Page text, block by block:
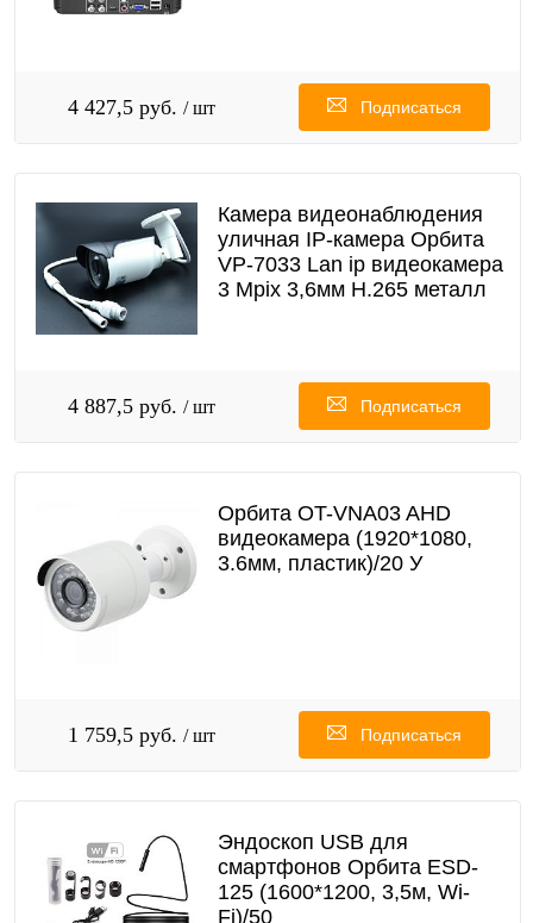
4 427,5 руб. / шт Подписаться
Камера видеонаблюдения
уличная IP-камера Орбита
VP-7033 Lan ip видеокамера
3 Mpix 3,6мм H.265 металл
4 887,5 руб. / шт Подписаться
Орбита OT-VNA03 AHD
видеокамера (1920*1080,
3.6мм, пластик)/20 У
1 759,5 руб. / шт Подписаться
Эндоскоп USB для
смартфонов Орбита ESD-
125 (1600*1200, 3,5м, Wi-
Fi)/50